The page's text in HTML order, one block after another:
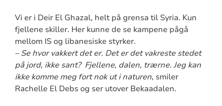
Vi er i Deir El Ghazal, helt på grensa til Syria. Kun
fjellene skiller. Her kunne de se kampene pågå
mellom IS og libanesiske styrker.
– Se hvor vakkert det er. Det er det vakreste stedet
på jord, ikke sant? Fjellene, dalen, trærne. Jeg kan
ikke komme meg fort nok ut i naturen, smiler
Rachelle El Debs og ser utover Bekaadalen.